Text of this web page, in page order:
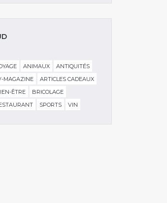
ANIMAUX
ANTIQUITÉS
MAGAZINE
ARTICLES CADEAUX
ÊTRE
BRICOLAGE
SPORTS VIN